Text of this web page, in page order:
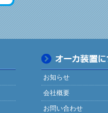
お知らせ
会社概要
お問い合わせ